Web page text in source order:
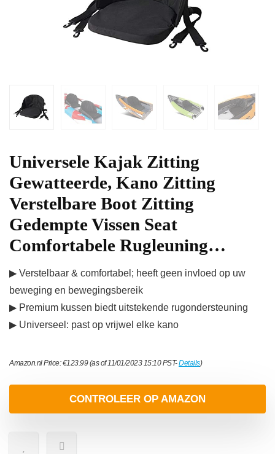
Universele Kajak Zitting
Gewatteerde, Kano Zitting
Verstelbare Boot Zitting
Gedempte Vissen Seat
Comfortabele Rugleuning…
▶ Verstelbaar & comfortabel; heeft geen invloed op uw
beweging en bewegingsbereik
▶ Premium kussen biedt uitstekende rugondersteuning
▶ Universeel: past op vrijwel elke kano
Amazon.nl Price:€123.99(as of 11/01/2023 15:10 PST-Details)
CONTROLEER OP AMAZON